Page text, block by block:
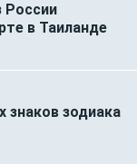
России
в Таиланде
знаков зодиака